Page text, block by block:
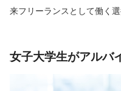
来フリーランスとして働く選
女子大学生がアルバ